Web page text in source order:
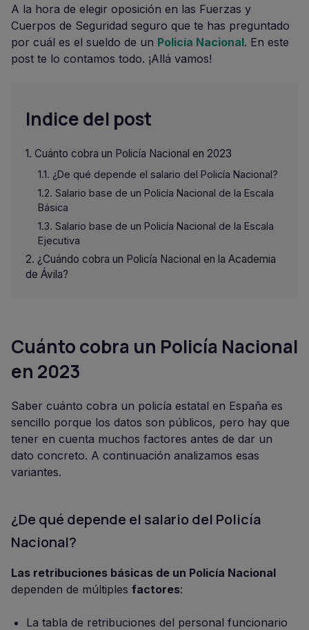
A la hora de elegir oposición en las Fuerzas y
Cuerpos de Seguridad seguro que te has preguntado
por cuál es el sueldo de un Policía Nacional. En este
post te lo contamos todo. ¡Allá vamos!
Indice del post
Cuánto cobra un Policía Nacional en 2023
¿De qué depende el salario del Policía Nacional?
Salario base de un Policía Nacional de la Escala
Básica
Salario base de un Policía Nacional de la Escala
Ejecutiva
¿Cuándo cobra un Policía Nacional en la Academia
de Ávila?
Cuánto cobra un Policía Nacional
en 2023
Saber cuánto cobra un policía estatal en España es
sencillo porque los datos son públicos, pero hay que
tener en cuenta muchos factores antes de dar un
dato concreto. A continuación analizamos esas
variantes.
¿De qué depende el salario del Policía
Nacional?
Las retribuciones básicas de un Policía Nacional
dependen de múltiples factores:
La tabla de retribuciones del personal funcionario